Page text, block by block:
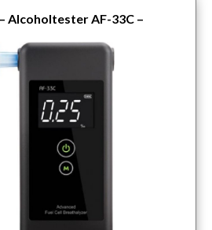
Alcoholtester AF-33C –
sensor – beste prijs/kwaliteit